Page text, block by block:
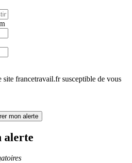
francetravail.fr susceptible de vous
mon alerte
alerte